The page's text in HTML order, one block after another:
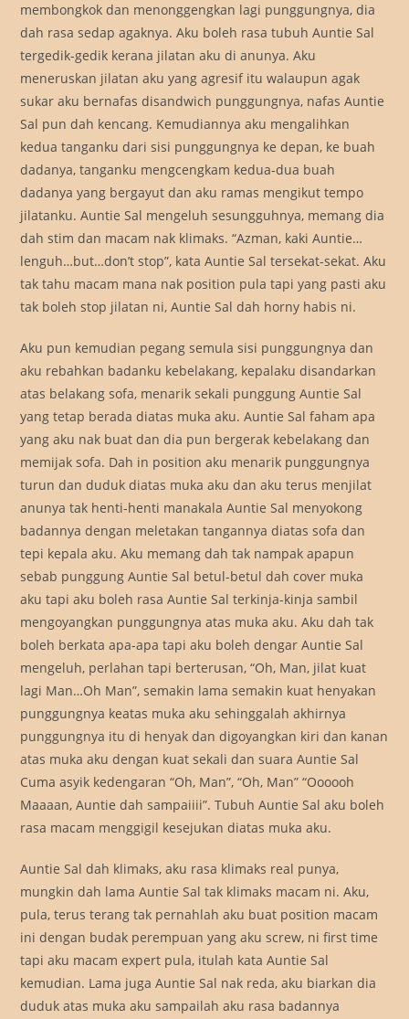
membongkok dan menonggengkan lagi punggungnya, dia
dah rasa sedap agaknya. Aku boleh rasa tubuh Auntie Sal
tergedik-gedik kerana jilatan aku di anunya. Aku
meneruskan jilatan aku yang agresif itu walaupun agak
sukar aku bernafas disandwich punggungnya, nafas Auntie
Sal pun dah kencang. Kemudiannya aku mengalihkan
kedua tanganku dari sisi punggungnya ke depan, ke buah
dadanya, tanganku mengcengkam kedua-dua buah
dadanya yang bergayut dan aku ramas mengikut tempo
jilatanku. Auntie Sal mengeluh sesungguhnya, memang dia
dah stim dan macam nak klimaks. “Azman, kaki Auntie…
lenguh…but…don’t stop”, kata Auntie Sal tersekat-sekat. Aku
tak tahu macam mana nak position pula tapi yang pasti aku
tak boleh stop jilatan ni, Auntie Sal dah horny habis ni.
Aku pun kemudian pegang semula sisi punggungnya dan
aku rebahkan badanku kebelakang, kepalaku disandarkan
atas belakang sofa, menarik sekali punggung Auntie Sal
yang tetap berada diatas muka aku. Auntie Sal faham apa
yang aku nak buat dan dia pun bergerak kebelakang dan
memijak sofa. Dah in position aku menarik punggungnya
turun dan duduk diatas muka aku dan aku terus menjilat
anunya tak henti-henti manakala Auntie Sal menyokong
badannya dengan meletakan tangannya diatas sofa dan
tepi kepala aku. Aku memang dah tak nampak apapun
sebab punggung Auntie Sal betul-betul dah cover muka
aku tapi aku boleh rasa Auntie Sal terkinja-kinja sambil
mengoyangkan punggungnya atas muka aku. Aku dah tak
boleh berkata apa-apa tapi aku boleh dengar Auntie Sal
mengeluh, perlahan tapi berterusan, “Oh, Man, jilat kuat
lagi Man…Oh Man”, semakin lama semakin kuat henyakan
punggungnya keatas muka aku sehinggalah akhirnya
punggungnya itu di henyak dan digoyangkan kiri dan kanan
atas muka aku dengan kuat sekali dan suara Auntie Sal
Cuma asyik kedengaran “Oh, Man”, “Oh, Man” “Oooooh
Maaaan, Auntie dah sampaiiii”. Tubuh Auntie Sal aku boleh
rasa macam menggigil kesejukan diatas muka aku.
Auntie Sal dah klimaks, aku rasa klimaks real punya,
mungkin dah lama Auntie Sal tak klimaks macam ni. Aku,
pula, terus terang tak pernahlah aku buat position macam
ini dengan budak perempuan yang aku screw, ni first time
tapi aku macam expert pula, itulah kata Auntie Sal
kemudian. Lama juga Auntie Sal nak reda, aku biarkan dia
duduk atas muka aku sampailah aku rasa badannya